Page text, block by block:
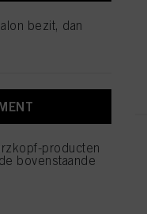
Licht Bruin
bezit, dan
producten
bovenstaande